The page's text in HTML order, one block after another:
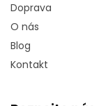
Doprava
O nás
Blog
Kontakt